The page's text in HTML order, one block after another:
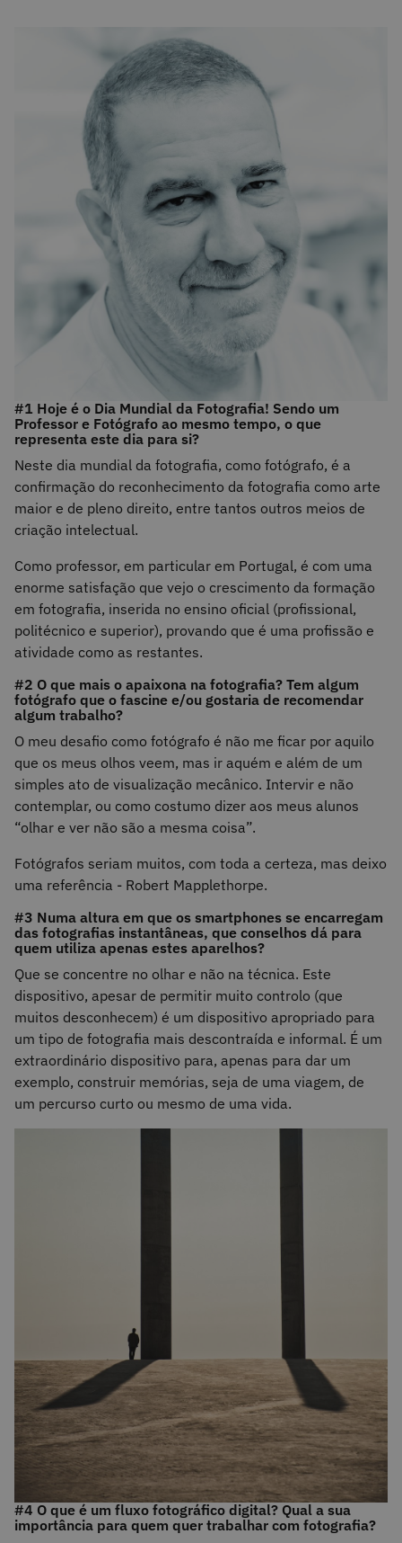
#1 Hoje é o Dia Mundial da Fotografia! Sendo um
Professor e Fotógrafo ao mesmo tempo, o que
representa este dia para si?
Neste dia mundial da fotografia, como fotógrafo, é a
confirmação do reconhecimento da fotografia como arte
maior e de pleno direito, entre tantos outros meios de
criação intelectual.
Como professor, em particular em Portugal, é com uma
enorme satisfação que vejo o crescimento da formação
em fotografia, inserida no ensino oficial (profissional,
politécnico e superior), provando que é uma profissão e
atividade como as restantes.
#2 O que mais o apaixona na fotografia? Tem algum
fotógrafo que o fascine e/ou gostaria de recomendar
algum trabalho?
O meu desafio como fotógrafo é não me ficar por aquilo
que os meus olhos veem, mas ir aquém e além de um
simples ato de visualização mecânico. Intervir e não
contemplar, ou como costumo dizer aos meus alunos
“olhar e ver não são a mesma coisa”.
Fotógrafos seriam muitos, com toda a certeza, mas deixo
uma referência - Robert Mapplethorpe.
#3 Numa altura em que os smartphones se encarregam
das fotografias instantâneas, que conselhos dá para
quem utiliza apenas estes aparelhos?
Que se concentre no olhar e não na técnica. Este
dispositivo, apesar de permitir muito controlo (que
muitos desconhecem) é um dispositivo apropriado para
um tipo de fotografia mais descontraída e informal. É um
extraordinário dispositivo para, apenas para dar um
exemplo, construir memórias, seja de uma viagem, de
um percurso curto ou mesmo de uma vida.
#4 O que é um fluxo fotográfico digital? Qual a sua
importância para quem quer trabalhar com fotografia?